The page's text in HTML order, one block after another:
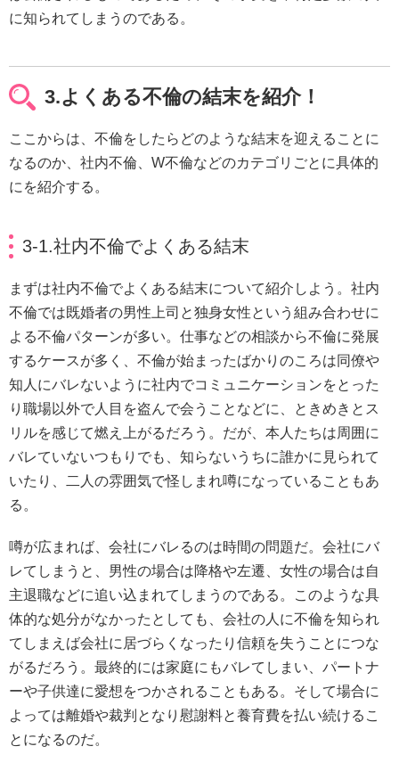
に知られてしまうのである。
3.よくある不倫の結末を紹介！
ここからは、不倫をしたらどのような結末を迎えることに
なるのか、社内不倫、W不倫などのカテゴリごとに具体的
にを紹介する。
3-1.社内不倫でよくある結末
まずは社内不倫でよくある結末について紹介しよう。社内
不倫では既婚者の男性上司と独身女性という組み合わせに
よる不倫パターンが多い。仕事などの相談から不倫に発展
するケースが多く、不倫が始まったばかりのころは同僚や
知人にバレないように社内でコミュニケーションをとった
り職場以外で人目を盗んで会うことなどに、ときめきとス
リルを感じて燃え上がるだろう。だが、本人たちは周囲に
バレていないつもりでも、知らないうちに誰かに見られて
いたり、二人の雰囲気で怪しまれ噂になっていることもあ
る。
噂が広まれば、会社にバレるのは時間の問題だ。会社にバ
レてしまうと、男性の場合は降格や左遷、女性の場合は自
主退職などに追い込まれてしまうのである。このような具
体的な処分がなかったとしても、会社の人に不倫を知られ
てしまえば会社に居づらくなったり信頼を失うことにつな
がるだろう。最終的には家庭にもバレてしまい、パートナ
ーや子供達に愛想をつかされることもある。そして場合に
よっては離婚や裁判となり慰謝料と養育費を払い続けるこ
とになるのだ。